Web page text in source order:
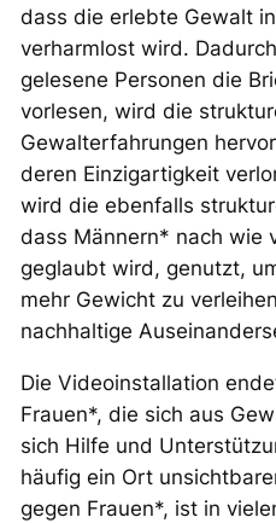
dass die erlebte Gewalt
verharmlost wird.
gelesene Personen die
vorlesen, wird die
Gewalterfahrungen
deren Einzigartigkeit
wird die ebenfalls
dass Männern* nach wie
geglaubt wird, genutzt,
mehr Gewicht zu
nachhaltige
Die Videoinstallation
Frauen*, die sich aus
sich Hilfe und
häufig ein Ort
gegen Frauen*, ist in